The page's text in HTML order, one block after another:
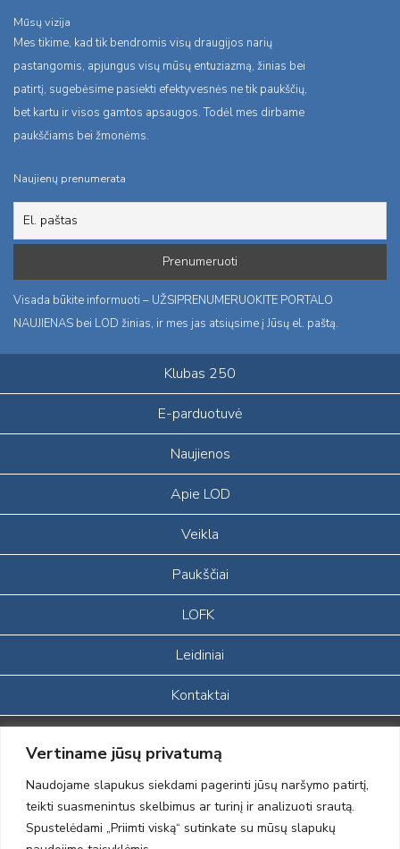
Vertiname jūsų privatumą
Naudojame slapukus siekdami pagerinti jūsų naršymo patirtį,
teikti suasmenintus skelbimus ar turinį ir analizuoti srautą.
Spustelėdami „Priimti viską“ sutinkate su mūsų slapukų
Mūsų vizija
Mes tikime, kad tik bendromis visų draugijos narių
pastangomis, apjungus visų mūsų entuziazmą, žinias bei
patirtį, sugebėsime pasiekti efektyvesnės ne tik paukščių,
bet kartu ir visos gamtos apsaugos. Todėl mes dirbame
paukščiams bei žmonėms.
Naujienų prenumerata
Visada būkite informuoti – UŽSIPRENUMERUOKITE PORTALO
NAUJIENAS bei LOD žinias, ir mes jas atsiųsime į Jūsų el. paštą.
Klubas 250
E-parduotuvė
Naujienos
Apie LOD
Veikla
Paukščiai
LOFK
Leidiniai
Kontaktai
Portalas sukurtas įgyvendinant Lietuvos Respublikos, Europos
ekonominės erdvės ir Norvegijos finansinių mechanizmų iš dalies
finansuojamą paprojektį
„LOD visuomeninės /gamtosauginės veiklos sustiprinimas ir įvaizdžio
formavimas įtraukiant visuomenę į aplinkosauginių tyrimų veiklą“
(paprojekčio